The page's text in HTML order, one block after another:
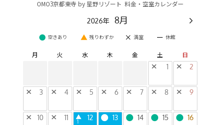
OMO3京都東寺 by 星野リゾート 料金・空室カレンダー
2026年 8月
● 空きあり ▲ 残りわずか × 満室 ー 休館
月 火 水 木 金 土 日
× 1 × 2
× 3 × 4 × 5 × 6 × 7 × 8 × 9
× 10 × 11 ▲
1 12 ● 13 ● 14 ● 15 ● 16